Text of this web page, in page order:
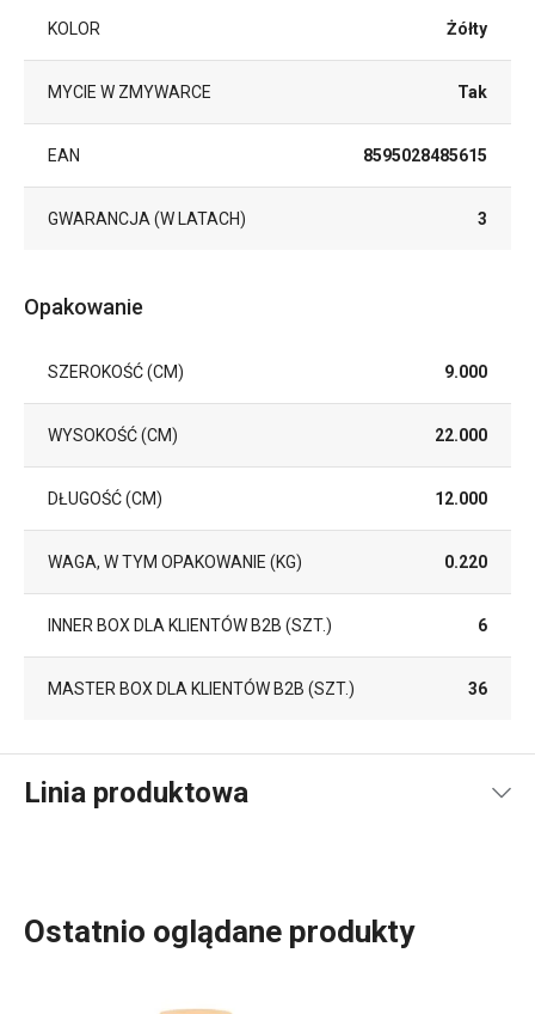
KOLOR Żółty
MYCIE W ZMYWARCE Tak
EAN 8595028485615
GWARANCJA (W LATACH) 3
Opakowanie
SZEROKOŚĆ (CM) 9.000
WYSOKOŚĆ (CM) 22.000
DŁUGOŚĆ (CM) 12.000
WAGA, W TYM OPAKOWANIE (KG) 0.220
INNER BOX DLA KLIENTÓW B2B (SZT.) 6
MASTER BOX DLA KLIENTÓW B2B (SZT.) 36
Linia produktowa
Ostatnio oglądane produkty